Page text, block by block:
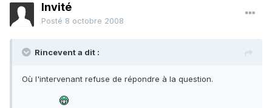
Invité
Posté 8 octobre 2008
Rincevent a dit :
Où l'intervenant refuse de répondre à la question.